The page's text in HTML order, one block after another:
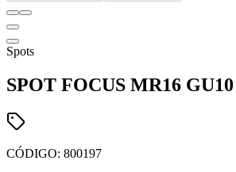
Spots
SPOT FOCUS MR16 GU10
CÓDIGO: 800197